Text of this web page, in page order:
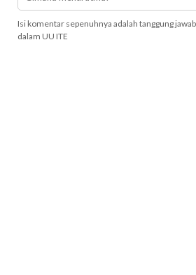
Isi komentar sepenuhnya adalah tanggung
dalam UU ITE